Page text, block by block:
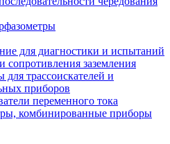
для диагностики и испытаний
сопротивления заземления
для трассоискателей и
приборов
переменного тока
комбинированные приборы